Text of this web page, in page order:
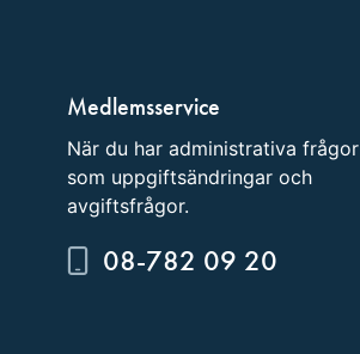
Medlemsservice
När du har administrativa frågor
som uppgiftsändringar och
avgiftsfrågor.
08-782 09 20